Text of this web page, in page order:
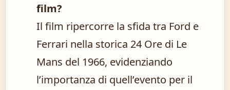
film?
Il film ripercorre la sfida tra Ford e
Ferrari nella storica 24 Ore di Le
Mans del 1966, evidenziando
l’importanza di quell’evento per il